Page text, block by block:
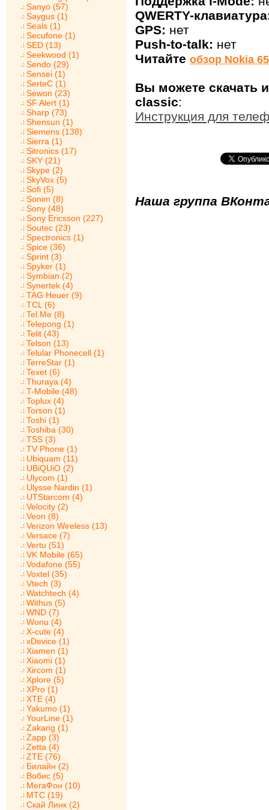
Sanyo (57)
Saygus (1)
Seals (1)
Secufone (1)
SED (13)
Seekwood (1)
Sendo (29)
Sensei (1)
SerteC (1)
Sewon (23)
SF Alert (1)
Sharp (73)
Shensun (1)
Siemens (138)
Sierra (1)
Sitronics (17)
SKY (21)
Skype (2)
SkyVox (5)
Sofi (5)
Sonim (8)
Sony (48)
Sony Ericsson (227)
Soutec (23)
Spectronics (1)
Spice (36)
Sprint (3)
Spyker (1)
Symbian (2)
Synertek (4)
TAG Heuer (9)
TCL (6)
Tel.Me (8)
Telepong (1)
Telit (43)
Telson (13)
Telular Phonecell (1)
TerreStar (1)
Texet (6)
Thuraya (4)
T-Mobile (48)
Toplux (4)
Torson (1)
Toshi (1)
Toshiba (30)
TSS (3)
TV Phone (1)
Ubiquam (11)
UBiQUiO (2)
Ulycom (1)
Ulysse Nardin (1)
UTStarcom (4)
Velocity (2)
Veon (8)
Verizon Wireless (13)
Versace (7)
Vertu (51)
VK Mobile (65)
Vodafone (55)
Voxtel (35)
Vtech (3)
Watchtech (4)
Withus (5)
WND (7)
Wonu (4)
X-cute (4)
xDevice (1)
Xiamen (1)
Xiaomi (1)
Xircom (1)
Xplore (5)
XPro (1)
XTE (4)
Yakumo (1)
YourLine (1)
Zakang (1)
Zapp (3)
Zetta (4)
ZTE (76)
Билайн (2)
Вобис (5)
МегаФон (10)
МТС (19)
Скай Линк (2)
QWERTY-
GPS: нет
Push-to-talk: нет
Читайте обзор Nokia
Вы можете скачать
classic:
Инструкция для
Наша группа